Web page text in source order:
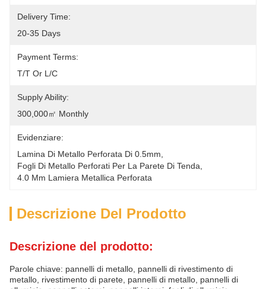
Delivery Time:
20-35 Days
Payment Terms:
T/T Or L/C
Supply Ability:
300,000㎡ Monthly
Evidenziare:
Lamina Di Metallo Perforata Di 0.5mm
Fogli Di Metallo Perforati Per La Parete Di Tenda
4.0 Mm Lamiera Metallica Perforata
Descrizione Del Prodotto
Descrizione del prodotto:
Parole chiave: pannelli di metallo, pannelli di rivestimento di
metallo, rivestimento di parete, pannelli di metallo, pannelli di